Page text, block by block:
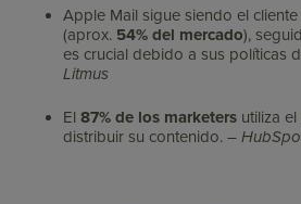
Apple Mail sigue siendo el
(aprox. 54% del mercado),
es crucial debido a sus políticas
Litmus
El87% de los marketers utiliza
distribuir su contenido. –